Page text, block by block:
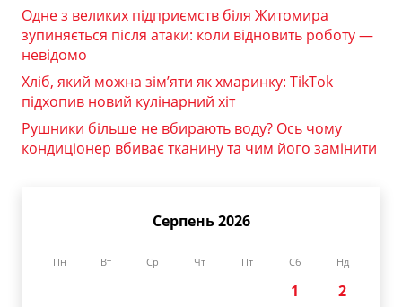
Одне з великих підприємств біля Житомира
зупиняється після атаки: коли відновить роботу —
невідомо
Хліб, який можна зім’яти як хмаринку: TikTok
підхопив новий кулінарний хіт
Рушники більше не вбирають воду? Ось чому
кондиціонер вбиває тканину та чим його замінити
Серпень 2026
Пн Вт Ср Чт Пт Сб Нд
1
2